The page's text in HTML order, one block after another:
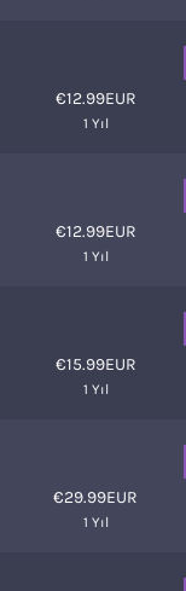
€12.99EUR
1 Yıl
€12.99EUR
1 Yıl
€15.99EUR
1 Yıl
€29.99EUR
1 Yıl